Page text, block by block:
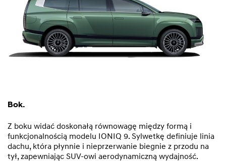
Bok.
Z boku widać doskonałą równowagę między formą i
funkcjonalnością modelu IONIQ 9. Sylwetkę definiuje linia
dachu, która płynnie i nieprzerwanie biegnie z przodu na
tył, zapewniając SUV-owi aerodynamiczną wydajność.